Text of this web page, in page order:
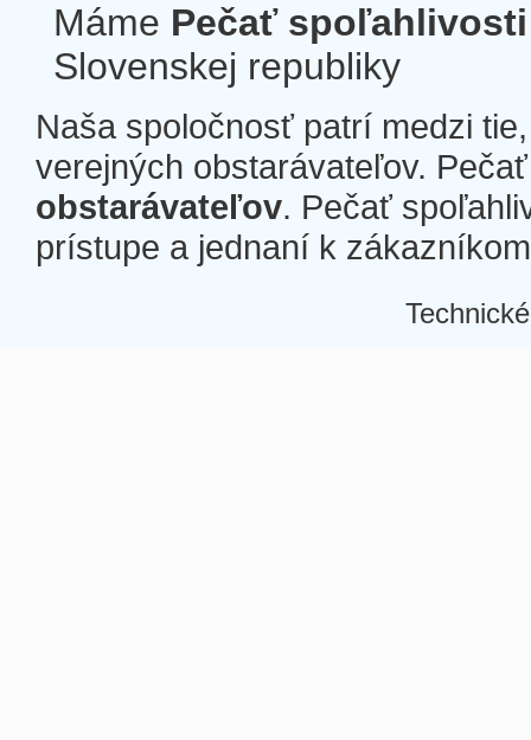
Máme Pečať spoľahlivosti
Slovenskej republiky
Naša spoločnosť patrí medzi
verejných obstarávateľov.
obstarávateľov. Pečať
prístupe a jednaní k